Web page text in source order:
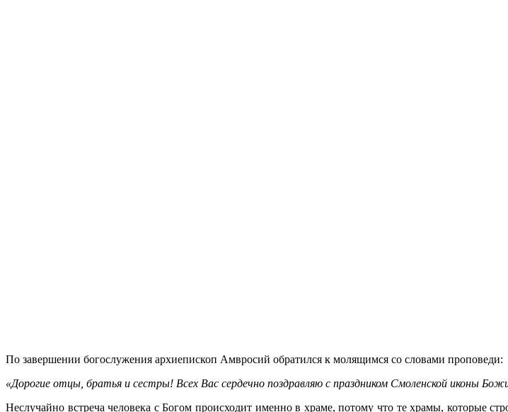
По завершении богослужения архиепископ Амвросий обратился к молящимся со словами проповеди:
«Дорогие отцы, братья и сестры! Всех Вас сердечно поздравляю с праздником Смоленской иконы
Неслучайно встреча человека с Богом происходит именно в храме, потому что те храмы, которые